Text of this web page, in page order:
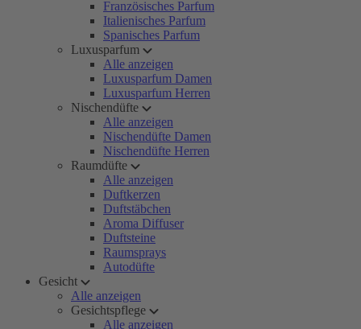
Französisches Parfum
Italienisches Parfum
Spanisches Parfum
Luxusparfum
Alle anzeigen
Luxusparfum Damen
Luxusparfum Herren
Nischendüfte
Alle anzeigen
Nischendüfte Damen
Nischendüfte Herren
Raumdüfte
Alle anzeigen
Duftkerzen
Duftstäbchen
Aroma Diffuser
Duftsteine
Raumsprays
Autodüfte
Gesicht
Alle anzeigen
Gesichtspflege
Alle anzeigen